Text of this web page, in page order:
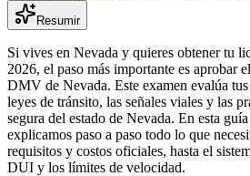
Resumir
Si vives en Nevada y quieres obtener tu
2026, el paso más importante es aprobar
DMV de Nevada. Este examen evalúa
leyes de tránsito, las señales viales y las
segura del estado de Nevada. En esta
explicamos paso a paso todo lo que
requisitos y costos oficiales, hasta el
DUI y los límites de velocidad.